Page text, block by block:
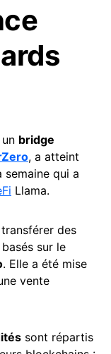
bridge
, a atteint
semaine qui a
Llama.
des
basés sur le
. Elle a été mise
vente
sont répartis